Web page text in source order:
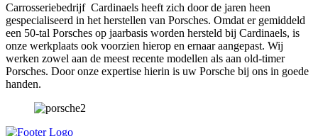
Carrosseriebedrijf Cardinaels heeft zich door de jaren heen
gespecialiseerd in het herstellen van Porsches. Omdat er gemiddeld
een 50-tal Porsches op jaarbasis worden hersteld bij Cardinaels, is
onze werkplaats ook voorzien hierop en ernaar aangepast. Wij
werken zowel aan de meest recente modellen als aan old-timer
Porsches. Door onze expertise hierin is uw Porsche bij ons in goede
handen.